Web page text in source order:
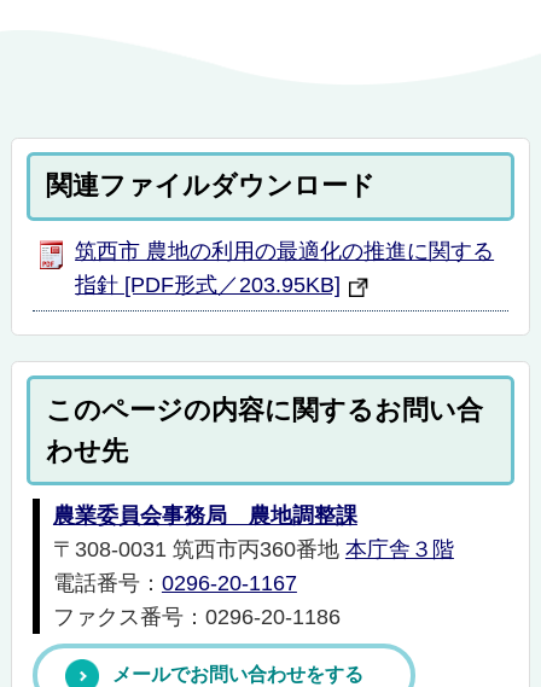
関連ファイルダウンロード
筑西市 農地の利用の最適化の推進に関する
指針 [PDF形式／203.95KB]
このページの内容に関するお問い合
わせ先
農業委員会事務局 農地調整課
〒308-0031 筑西市丙360番地 本庁舎３階
電話番号： 0296-20-1167
ファクス番号：0296-20-1186
メールでお問い合わせをする